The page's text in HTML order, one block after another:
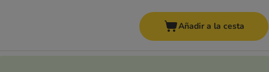
Añadir a la cesta